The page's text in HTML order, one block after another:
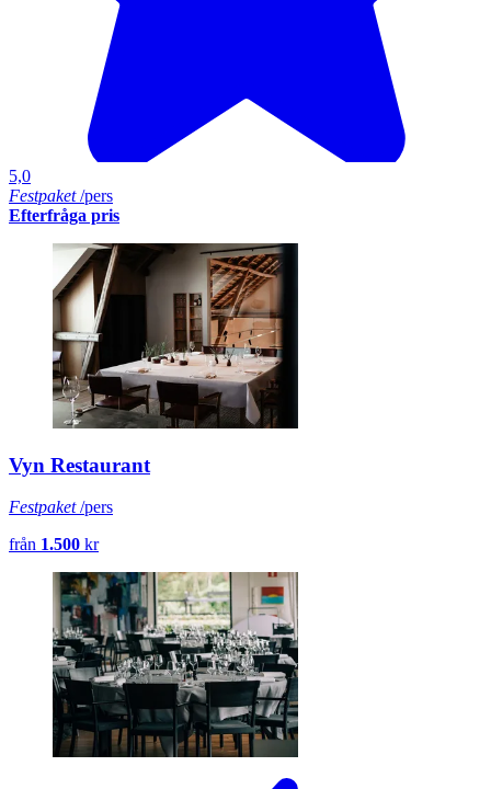
5,0
Festpaket/pers
Efterfråga pris
Vyn Restaurant
Festpaket/pers
från 1.500 kr